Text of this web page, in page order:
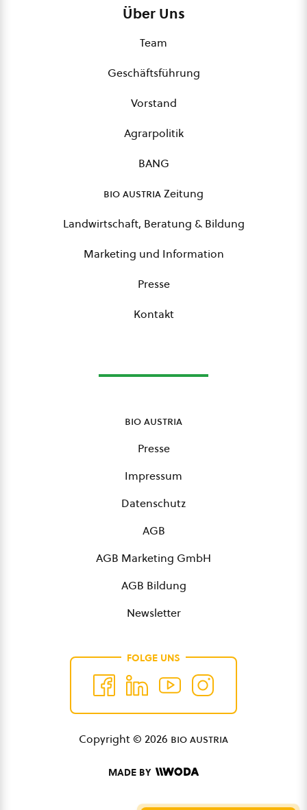
Über Uns
Team
Geschäftsführung
Vorstand
Agrarpolitik
BANG
bio austriaZeitung
Landwirtschaft, Beratung & Bildung
Marketing und Information
Presse
Kontakt
bio austria
Presse
Impressum
Datenschutz
AGB
AGB Marketing GmbH
AGB Bildung
Newsletter
FOLGE UNS
Copyright © 2026 bio austria
MADE BY